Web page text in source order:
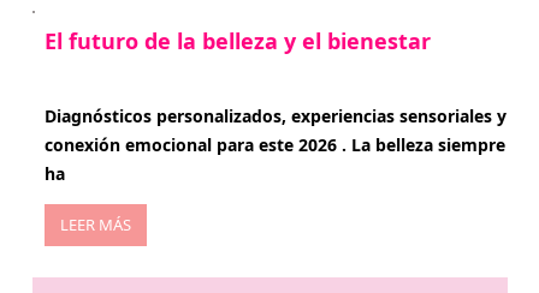
El futuro de la belleza y el bienestar
Diagnósticos personalizados, experiencias sensoriales y
conexión emocional para este 2026 . La belleza siempre
ha
LEER MÁS